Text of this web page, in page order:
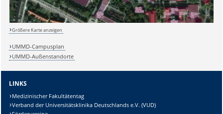
Lösung:
Größere Karte anzeigen
UMMD-Campusplan
UMMD-Außenstandorte
LINKS
Medizinischer Fakultätentag
Verband der Universitätsklinika Deutschlands e.V. (VUD)